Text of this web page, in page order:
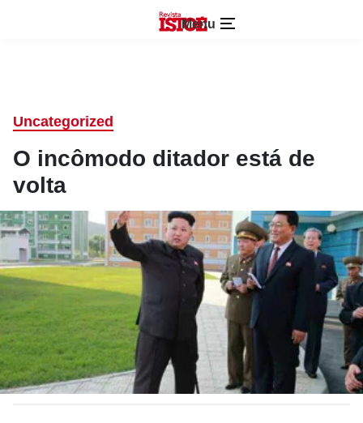
Menu
Uncategorized
O incômodo ditador está de
volta